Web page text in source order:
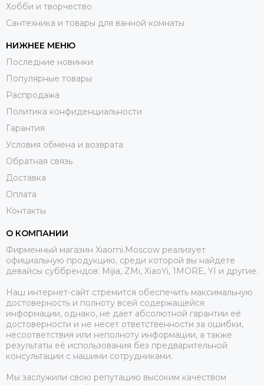
Хобби и творчество
Сантехника и товары для ванной комнаты
НИЖНЕЕ МЕНЮ
Последние новинки
Популярные товары
Распродажа
Политика конфиденциальности
Гарантия
Условия обмена и возврата
Обратная связь
Доставка
Оплата
Контакты
О КОМПАНИИ
Фирменный магазин Xiaomi.Moscow реализует
официальную продукцию, среди которой вы найдете
девайсы суббрендов: Mijia, ZMi, XiaoYi, 1MORE, YI и другие.
Наш интернет-сайт стремится обеспечить максимальную
достоверность и полноту всей содержащейся
информации, однако, не дает абсолютной гарантии её
достоверности и не несет ответственности за ошибки,
несоответствия или неполноту информации, а также
результаты её использования без предварительной
консультации с нашими сотрудниками.
Мы заслужили свою репутацию высоким качеством